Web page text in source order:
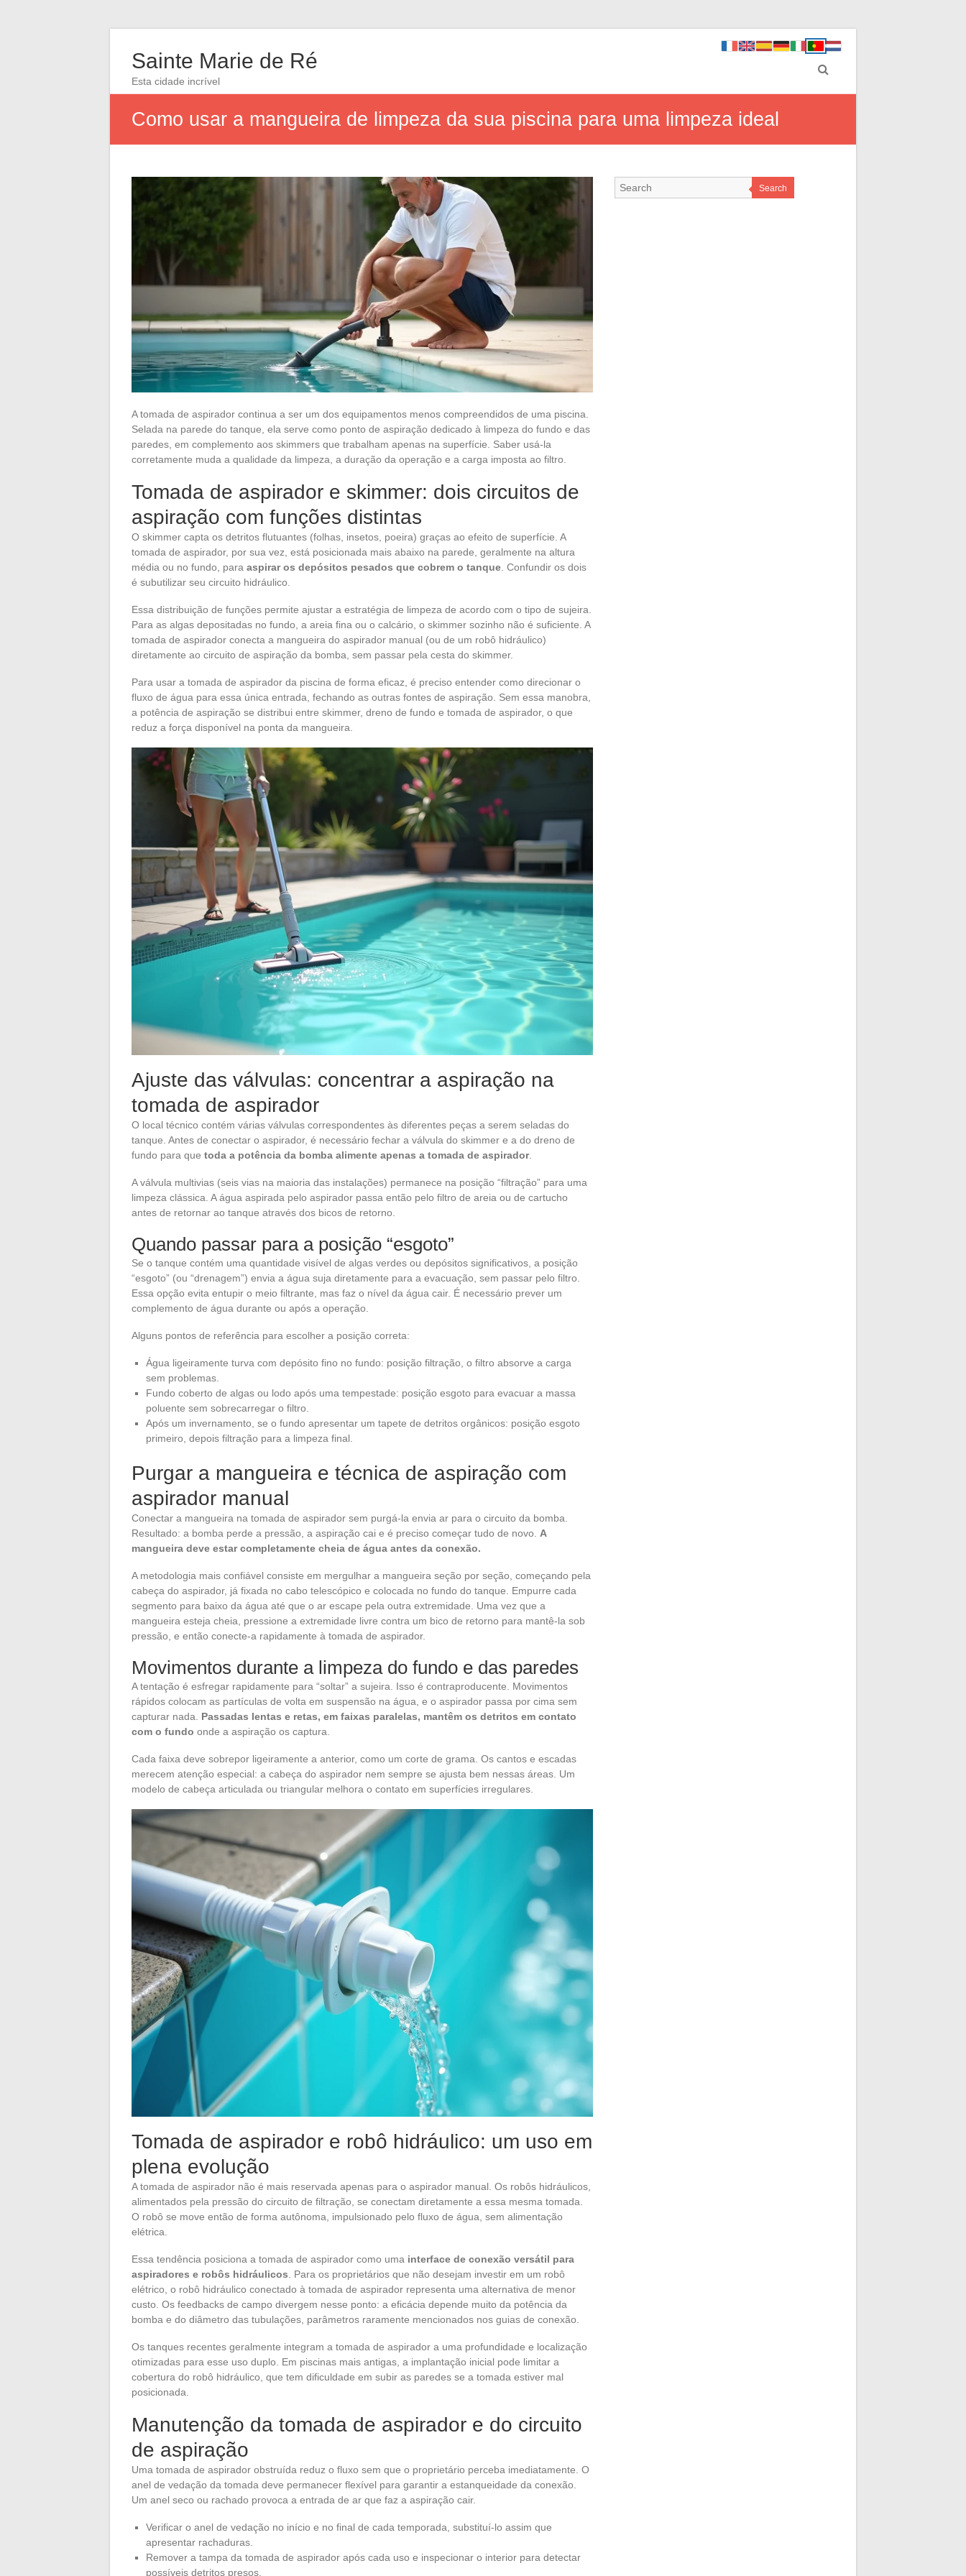
Sainte Marie de Ré
Esta cidade incrível
Como usar a mangueira de limpeza da sua piscina para uma limpeza ideal
A tomada de aspirador continua a ser um dos equipamentos menos compreendidos de uma piscina.
Selada na parede do tanque, ela serve como ponto de aspiração dedicado à limpeza do fundo e das
paredes, em complemento aos skimmers que trabalham apenas na superfície. Saber usá-la
corretamente muda a qualidade da limpeza, a duração da operação e a carga imposta ao filtro.
Tomada de aspirador e skimmer: dois circuitos de
aspiração com funções distintas
O skimmer capta os detritos flutuantes (folhas, insetos, poeira) graças ao efeito de superfície. A
tomada de aspirador, por sua vez, está posicionada mais abaixo na parede, geralmente na altura
média ou no fundo, para aspirar os depósitos pesados que cobrem o tanque . Confundir os dois
é subutilizar seu circuito hidráulico.
Essa distribuição de funções permite ajustar a estratégia de limpeza de acordo com o tipo de sujeira.
Para as algas depositadas no fundo, a areia fina ou o calcário, o skimmer sozinho não é suficiente. A
tomada de aspirador conecta a mangueira do aspirador manual (ou de um robô hidráulico)
diretamente ao circuito de aspiração da bomba, sem passar pela cesta do skimmer.
Para usar a tomada de aspirador da piscina de forma eficaz, é preciso entender como direcionar o
fluxo de água para essa única entrada, fechando as outras fontes de aspiração. Sem essa manobra,
a potência de aspiração se distribui entre skimmer, dreno de fundo e tomada de aspirador, o que
reduz a força disponível na ponta da mangueira.
Ajuste das válvulas: concentrar a aspiração na
tomada de aspirador
O local técnico contém várias válvulas correspondentes às diferentes peças a serem seladas do
tanque. Antes de conectar o aspirador, é necessário fechar a válvula do skimmer e a do dreno de
fundo para que toda a potência da bomba alimente apenas a tomada de aspirador.
A válvula multivias (seis vias na maioria das instalações) permanece na posição “filtração” para uma
limpeza clássica. A água aspirada pelo aspirador passa então pelo filtro de areia ou de cartucho
antes de retornar ao tanque através dos bicos de retorno.
Quando passar para a posição “esgoto”
Se o tanque contém uma quantidade visível de algas verdes ou depósitos significativos, a posição
“esgoto” (ou “drenagem”) envia a água suja diretamente para a evacuação, sem passar pelo filtro.
Essa opção evita entupir o meio filtrante, mas faz o nível da água cair. É necessário prever um
complemento de água durante ou após a operação.
Alguns pontos de referência para escolher a posição correta:
Água ligeiramente turva com depósito fino no fundo: posição filtração, o filtro absorve a carga
sem problemas.
Fundo coberto de algas ou lodo após uma tempestade: posição esgoto para evacuar a massa
poluente sem sobrecarregar o filtro.
Após um invernamento, se o fundo apresentar um tapete de detritos orgânicos: posição esgoto
primeiro, depois filtração para a limpeza final.
Purgar a mangueira e técnica de aspiração com
aspirador manual
Conectar a mangueira na tomada de aspirador sem purgá-la envia ar para o circuito da bomba.
Resultado: a bomba perde a pressão, a aspiração cai e é preciso começar tudo de novo. A
mangueira deve estar completamente cheia de água antes da conexão.
A metodologia mais confiável consiste em mergulhar a mangueira seção por seção, começando pela
cabeça do aspirador, já fixada no cabo telescópico e colocada no fundo do tanque. Empurre cada
segmento para baixo da água até que o ar escape pela outra extremidade. Uma vez que a
mangueira esteja cheia, pressione a extremidade livre contra um bico de retorno para mantê-la sob
pressão, e então conecte-a rapidamente à tomada de aspirador.
Movimentos durante a limpeza do fundo e das paredes
A tentação é esfregar rapidamente para “soltar” a sujeira. Isso é contraproducente. Movimentos
rápidos colocam as partículas de volta em suspensão na água, e o aspirador passa por cima sem
capturar nada. Passadas lentas e retas, em faixas paralelas, mantêm os detritos em contato
com o fundo onde a aspiração os captura.
Cada faixa deve sobrepor ligeiramente a anterior, como um corte de grama. Os cantos e escadas
merecem atenção especial: a cabeça do aspirador nem sempre se ajusta bem nessas áreas. Um
modelo de cabeça articulada ou triangular melhora o contato em superfícies irregulares.
Tomada de aspirador e robô hidráulico: um uso em
plena evolução
A tomada de aspirador não é mais reservada apenas para o aspirador manual. Os robôs hidráulicos,
alimentados pela pressão do circuito de filtração, se conectam diretamente a essa mesma tomada.
O robô se move então de forma autônoma, impulsionado pelo fluxo de água, sem alimentação
elétrica.
Essa tendência posiciona a tomada de aspirador como uma interface de conexão versátil para
aspiradores e robôs hidráulicos . Para os proprietários que não desejam investir em um robô
elétrico, o robô hidráulico conectado à tomada de aspirador representa uma alternativa de menor
custo. Os feedbacks de campo divergem nesse ponto: a eficácia depende muito da potência da
bomba e do diâmetro das tubulações, parâmetros raramente mencionados nos guias de conexão.
Os tanques recentes geralmente integram a tomada de aspirador a uma profundidade e localização
otimizadas para esse uso duplo. Em piscinas mais antigas, a implantação inicial pode limitar a
cobertura do robô hidráulico, que tem dificuldade em subir as paredes se a tomada estiver mal
posicionada.
Manutenção da tomada de aspirador e do circuito
de aspiração
Uma tomada de aspirador obstruída reduz o fluxo sem que o proprietário perceba imediatamente. O
anel de vedação da tomada deve permanecer flexível para garantir a estanqueidade da conexão.
Um anel seco ou rachado provoca a entrada de ar que faz a aspiração cair.
Verificar o anel de vedação no início e no final de cada temporada, substituí-lo assim que
apresentar rachaduras.
Remover a tampa da tomada de aspirador após cada uso e inspecionar o interior para detectar
possíveis detritos presos.
Search